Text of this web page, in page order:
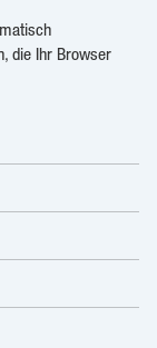
die Ihr Browser